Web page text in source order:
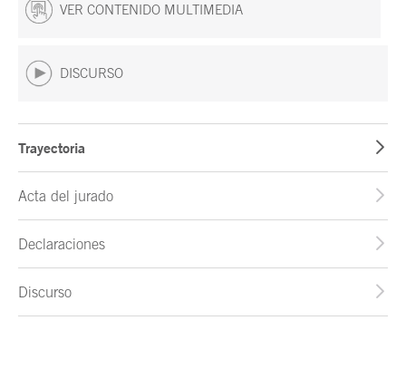
VER CONTENIDO MULTIMEDIA
DISCURSO
Trayectoria
Acta del jurado
Declaraciones
Discurso